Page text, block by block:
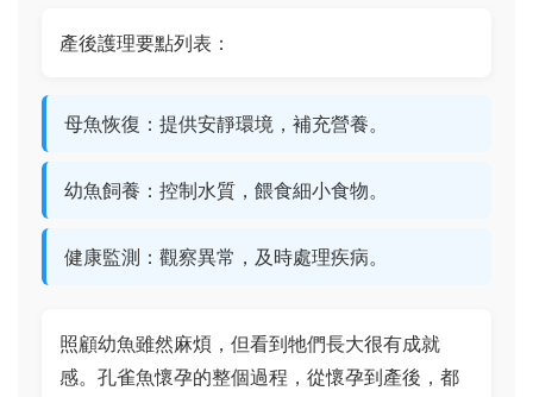
產後護理要點列表：
母魚恢復：提供安靜環境，補充營養。
幼魚飼養：控制水質，餵食細小食物。
健康監測：觀察異常，及時處理疾病。
照顧幼魚雖然麻煩，但看到牠們長大很有成就
感。孔雀魚懷孕的整個過程，從懷孕到產後，都